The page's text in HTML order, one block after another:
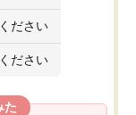
ださい
ださい
た